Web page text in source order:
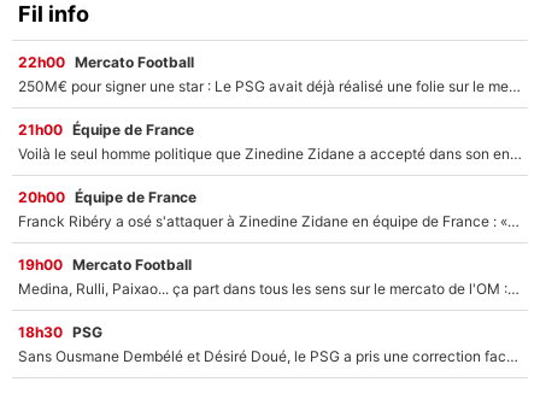
Fil info
22h00 Mercato Football
250M€ pour signer une star : Le PSG avait déjà réalisé une folie sur le mercato bien avant Neymar !
21h00 Équipe de France
Voilà le seul homme politique que Zinedine Zidane a accepté dans son entourage : «Je garde un très bon souvenir de lui»
20h00 Équipe de France
Franck Ribéry a osé s'attaquer à Zinedine Zidane en équipe de France : «Je n'aurais jamais fait ça»
19h00 Mercato Football
Medina, Rulli, Paixao... ça part dans tous les sens sur le mercato de l'OM : Frank McCourt va enfin récupérer l'argent qu'il attend ?
18h30 PSG
Sans Ousmane Dembélé et Désiré Doué, le PSG a pris une correction face à Majorque : Luis Enrique attend avec impatience des renforts !